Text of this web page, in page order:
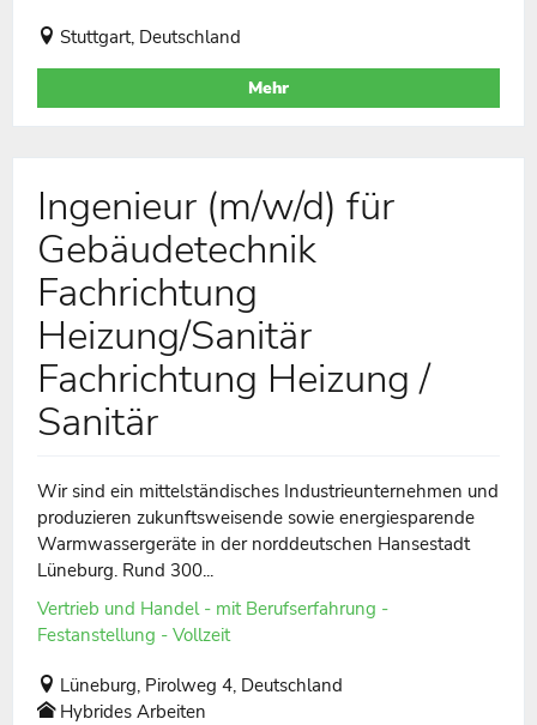
Stuttgart, Deutschland
Mehr
Ingenieur (m/w/d) für
Gebäudetechnik
Fachrichtung
Heizung/Sanitär
Fachrichtung Heizung /
Sanitär
Wir sind ein mittelständisches Industrieunternehmen und
produzieren zukunftsweisende sowie energiesparende
Warmwassergeräte in der norddeutschen Hansestadt
Lüneburg. Rund 300...
Vertrieb und Handel - mit Berufserfahrung -
Festanstellung - Vollzeit
Lüneburg, Pirolweg 4, Deutschland
Hybrides Arbeiten